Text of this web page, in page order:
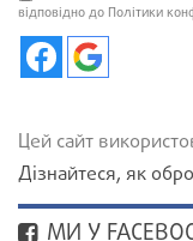
відповідно до Політики
Цей сайт
Дізнайтеся, як
МИ У